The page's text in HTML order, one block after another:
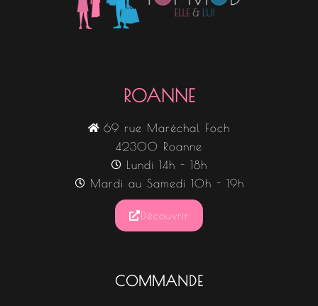
ROANNE
69 rue Maréchal Foch
42300 Roanne
Lundi 14h - 18h
Mardi au Samedi 10h - 19h
Découvrir
COMMANDE